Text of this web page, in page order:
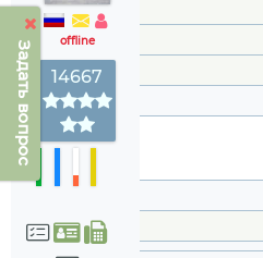
Задать вопрос offline
14667